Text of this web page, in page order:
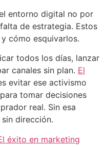
entorno digital no por
de estrategia. Estos
cómo esquivarlos.
todos los días, lanzar
canales sin plan. El
evitar ese activismo
tomar decisiones
real. Sin esa
dirección.
éxito en marketing